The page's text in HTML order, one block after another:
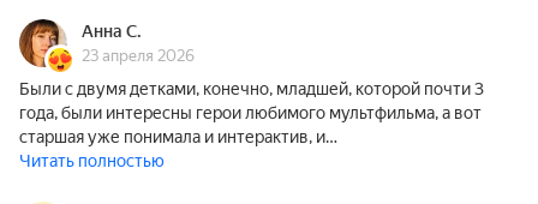
Анна С.
23 апреля 2026
Были с двумя детками, конечно, младшей, которой почти 3
года, были интересны герои любимого мультфильма, а вот
старшая уже понимала и интерактив, и…
Читать полностью